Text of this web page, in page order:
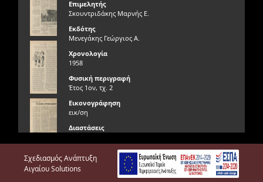
Επιμελητής
Σκουντριδάκης Μαρνής Ε.
Εκδότης
Μενεγάκης Γεώργιος Α.
Χρονολογία
1958
Φυσική περιγραφή
Έτος 1ον, τχ. 2
Εικονογράφηση
εικ/ση
Διαστάσεις
Γλώσσα
Ελληνική
Σχεδιασμός Ανάπτυξη
Αιγαίου Solutions